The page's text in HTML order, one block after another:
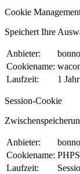
Cookie
Speichert Ihre
Anbieter:
Cookiename:
Laufzeit:
1 Jahr
Session-Cookie
Anbieter:
Cookiename:
Laufzeit: